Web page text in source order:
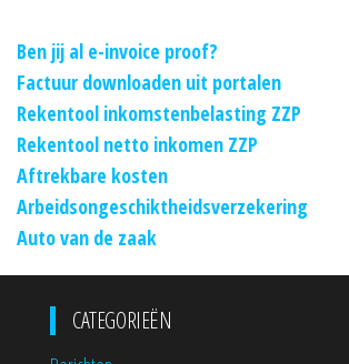
Ben jij al e-invoice proof?
Factuur downloaden uit portalen
Rekentool inkomstenbelasting ZZP
Rekentool netto inkomen ZZP
Aftrekbare kosten
Arbeidsongeschiktheidsverzekering
Auto van de zaak
CATEGORIEËN